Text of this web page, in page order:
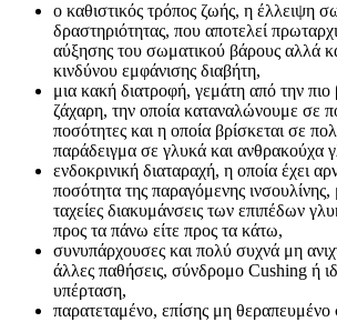
ο καθιστικός τρόπος ζωής, η έλλειψη
δραστηριότητας, που αποτελεί
αύξησης του σωματικού βάρους αλλά
κινδύνου εμφάνισης διαβήτη,
μια κακή διατροφή, γεμάτη από την
ζάχαρη, την οποία καταναλώνουμε σε
ποσότητες και η οποία βρίσκεται σε
παράδειγμα σε γλυκά και ανθρακούχα
ενδοκρινική διαταραχή, η οποία έχει
ποσότητα της παραγόμενης ινσουλίνης,
ταχείες διακυμάνσεις των επιπέδων
προς τα πάνω είτε προς τα κάτω,
συνυπάρχουσες και πολύ συχνά μη
άλλες παθήσεις, σύνδρομο Cushing ή
υπέρταση,
παρατεταμένο, επίσης μη θεραπευμένο